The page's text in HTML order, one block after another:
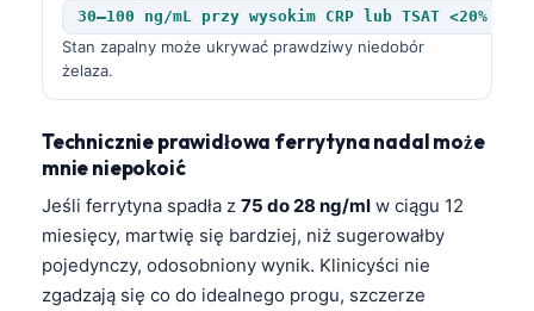
30–100 ng/mL przy wysokim CRP lub TSAT <20%
Stan zapalny może ukrywać prawdziwy niedobór
żelaza.
Technicznie prawidłowa ferrytyna nadal może
mnie niepokoić
Jeśli ferrytyna spadła z 75 do 28 ng/ml w ciągu 12
miesięcy, martwię się bardziej, niż sugerowałby
pojedynczy, odosobniony wynik. Klinicyści nie
zgadzają się co do idealnego progu, szczerze